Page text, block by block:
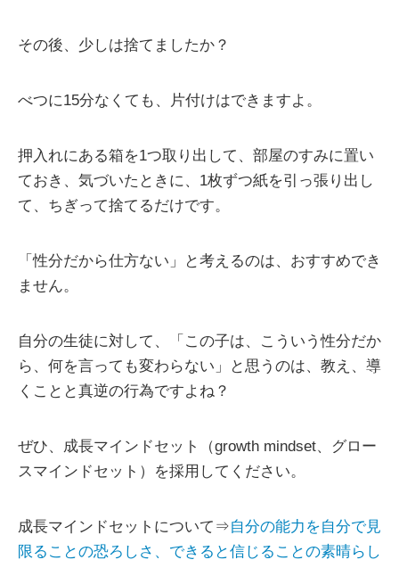
その後、少しは捨てましたか？
べつに15分なくても、片付けはできますよ。
押入れにある箱を1つ取り出して、部屋のすみに置い
ておき、気づいたときに、1枚ずつ紙を引っ張り出し
て、ちぎって捨てるだけです。
「性分だから仕方ない」と考えるのは、おすすめでき
ません。
自分の生徒に対して、「この子は、こういう性分だか
ら、何を言っても変わらない」と思うのは、教え、導
くことと真逆の行為ですよね？
ぜひ、成長マインドセット（growth mindset、グロー
スマインドセット）を採用してください。
成長マインドセットについて⇒自分の能力を自分で見
限ることの恐ろしさ、できると信じることの素晴らし